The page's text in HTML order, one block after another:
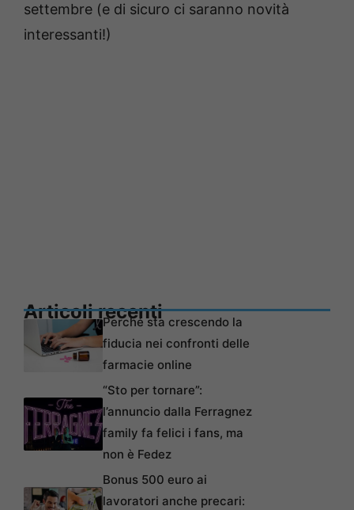
settembre (e di sicuro ci saranno novità
interessanti!)
Articoli recentiPerché sta crescendo la
fiducia nei confronti delle
farmacie online
“Sto per tornare”:
l’annuncio dalla Ferragnez
family fa felici i fans, ma
non è Fedez
Bonus 500 euro ai
lavoratori anche precari: